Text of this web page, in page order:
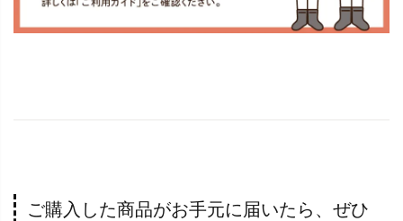
ご購入した商品がお手元に届いたら、ぜひ